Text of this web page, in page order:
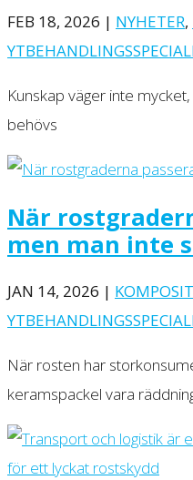
FEB 18, 2026 | NYHETER,
Kunskap väger inte
behövs
När
men man inte
JAN 14, 2026 |
När rosten har
keramspackel vara